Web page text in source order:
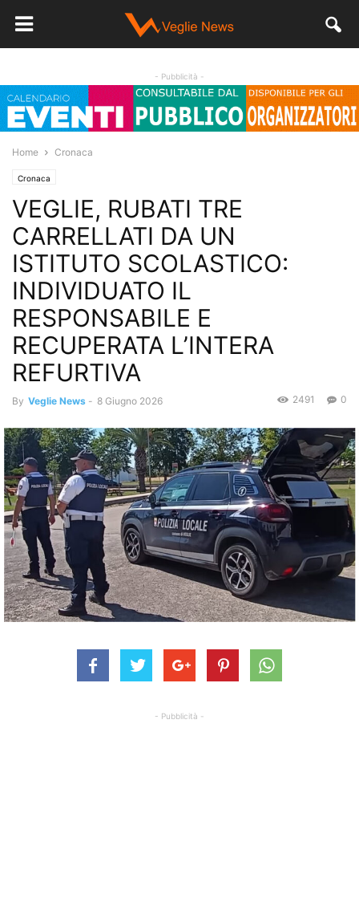
- Pubblicità -
Home Cronaca
Cronaca
VEGLIE, RUBATI TRE
CARRELLATI DA UN
ISTITUTO SCOLASTICO:
INDIVIDUATO IL
RESPONSABILE E
RECUPERATA L’INTERA
REFURTIVA
By Veglie News - 8 Giugno 2026 0
2491
- Pubblicità -